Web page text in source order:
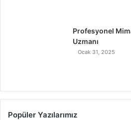
Profesyonel
Uzmanı
Ocak 31, 2025
Popüler Yazılarımız